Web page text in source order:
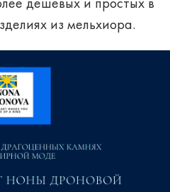
дешевых и простых в
из мельхиора.